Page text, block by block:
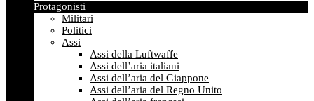
Protagonisti
Militari
Politici
Assi
Assi della Luftwaffe
Assi dell’aria italiani
Assi dell’aria del Giappone
Assi dell’aria del Regno Unito